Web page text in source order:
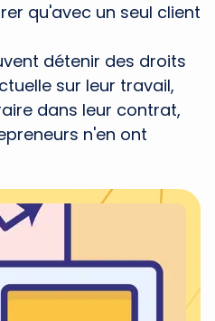
qu'avec un seul client
détenir des droits
sur leur travail,
dans leur contrat,
n'en ont